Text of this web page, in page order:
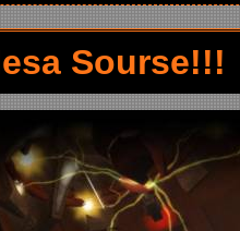
Sourse!!!